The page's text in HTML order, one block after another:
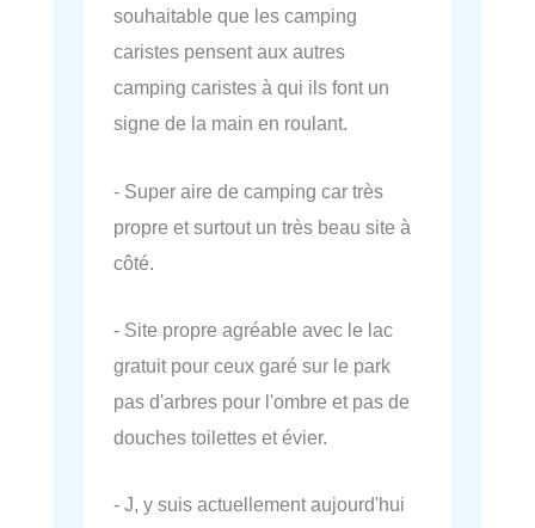
souhaitable que les camping
caristes pensent aux autres
camping caristes à qui ils font un
signe de la main en roulant.
- Super aire de camping car très
propre et surtout un très beau site à
côté.
- Site propre agréable avec le lac
gratuit pour ceux garé sur le park
pas d'arbres pour l'ombre et pas de
douches toilettes et évier.
- J, y suis actuellement aujourd'hui